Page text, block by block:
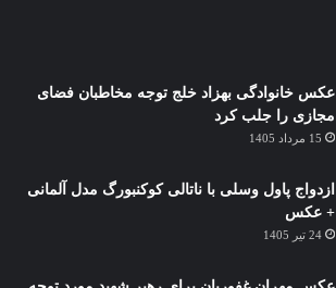
عکس خانوادگی بهزاد خلج توجه مخاطبان فضای
مجازی را جلب کرد
15 مرداد 1405
ازدواج پاول وسلی با ناتالی کوکنبورگ مدل آلمانی
+ عکس
24 تیر 1405